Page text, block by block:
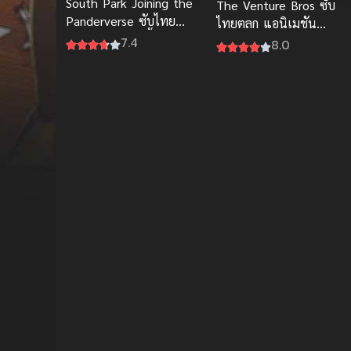
Panderverse ซับไทย
การเสียดสีสังคมขั้นสุดยอด
7.4
The Venture Bros ซับ
ไทยตลก แอนิเมชัน
เสียดสีสังคมและฮีโร่สุด
8.0